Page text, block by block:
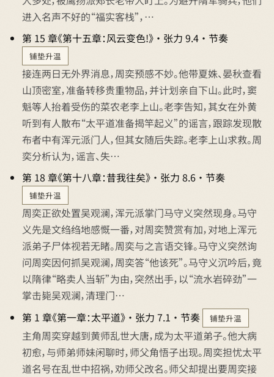
进入名声不好的“福实客栈”，…
第 15 章《第十五章：风云变色!》 · 张力 9.4 · 节奏
铺垫升温
接连两日无外界消息，周奕预感不妙。他带夏姝、晏秋查看
山顶密室，准备转移贵重物品，并计划亲自下山。此时，窦
魁等人抬着受伤的菜农老李上山。老李告知，其女在外黄
听到有人散布“太平道准备揭竿起义”的谣言，跟踪发现散
布者中有浑元派门人，但其女随后失踪。老李上山求救。周
奕分析认为，谣言、失…
第 18 章《第十八章：昔我往矣》 · 张力 8.6 · 节奏
铺垫升温
周奕正欲处置吴观澜，浑元派掌门马守义突然现身。马守
义先是文绉绉地感慨一番，对周奕赞赏有加，对地上浑元
派弟子尸体视若无睹。周奕与之言语交锋。马守义突然询
问周奕因何抓吴观澜，周奕答“他该死”。马守义沉吟后，竟
以隋律“略卖人当斩”为由，突然出手，以“流水岩碎劲”一
掌击毙吴观澜，清理门…
第 1 章《第一章：太平道》 · 张力 7.1 · 节奏
铺垫升温
主角周奕穿越到黄师乱世大唐，成为太平道弟子。他大病
初愈，与师弟师妹闲聊时，师父角悟子出现。周奕担忧太平
道名号在乱世中招祸，劝师父改名。师父却提出要周奕接